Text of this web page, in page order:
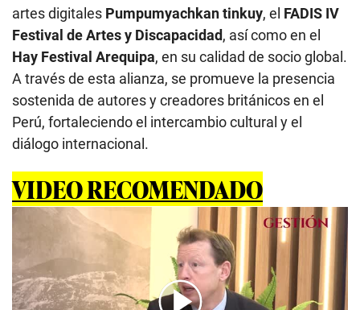
artes digitales Pumpumyachkan tinkuy, el FADIS IV
Festival de Artes y Discapacidad, así como en el
Hay Festival Arequipa, en su calidad de socio global.
A través de esta alianza, se promueve la presencia
sostenida de autores y creadores británicos en el
Perú, fortaleciendo el intercambio cultural y el
diálogo internacional.
VIDEO RECOMENDADO